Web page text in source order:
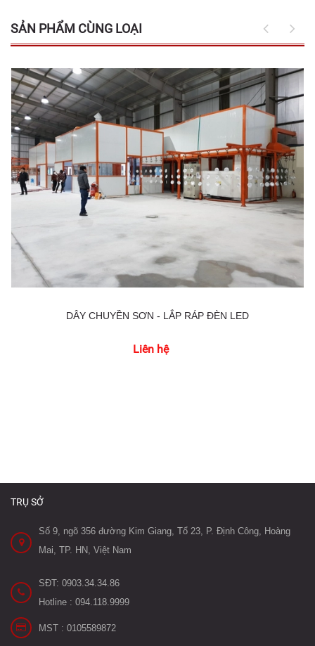
SẢN PHẨM CÙNG LOẠI
DÂY CHUYỀN SƠN - LẮP RÁP ĐÈN LED
Liên hệ
TRỤ SỞ
Số 9, ngõ 356 đường Kim Giang, Tổ 23, P. Định Công, Hoàng
Mai, TP. HN, Việt Nam
SĐT: 0903.34.34.86
Hotline : 094.118.9999
MST : 0105589872